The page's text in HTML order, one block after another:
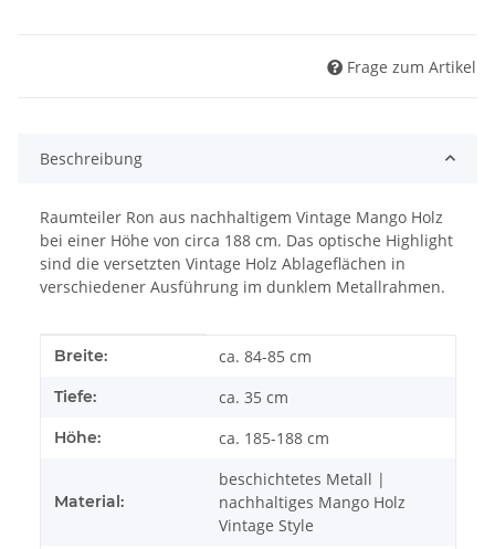
Frage zum Artikel
Beschreibung
Raumteiler Ron aus nachhaltigem Vintage Mango Holz
bei einer Höhe von circa 188 cm. Das optische Highlight
sind die versetzten Vintage Holz Ablageflächen in
verschiedener Ausführung im dunklem Metallrahmen.
Produkteigenschaft
Wert
Breite: ca. 84-85 cm
Tiefe: ca. 35 cm
Höhe: ca. 185-188 cm
Material:
beschichtetes Metall |
nachhaltiges Mango Holz
Vintage Style